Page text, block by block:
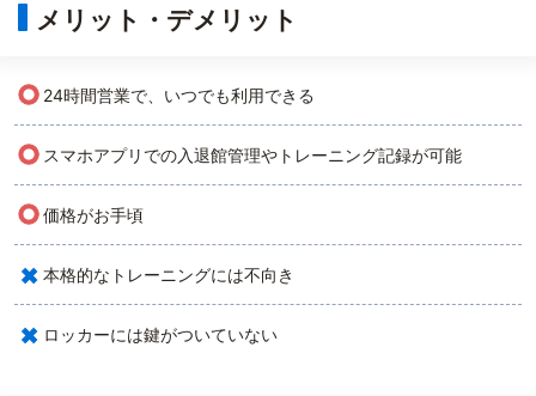
メリット・デメリット
○ 24時間営業で、いつでも利用できる
○ スマホアプリでの入退館管理やトレーニング記録が可能
○価格がお手頃
× 本格的なトレーニングには不向き
× ロッカーには鍵がついていない